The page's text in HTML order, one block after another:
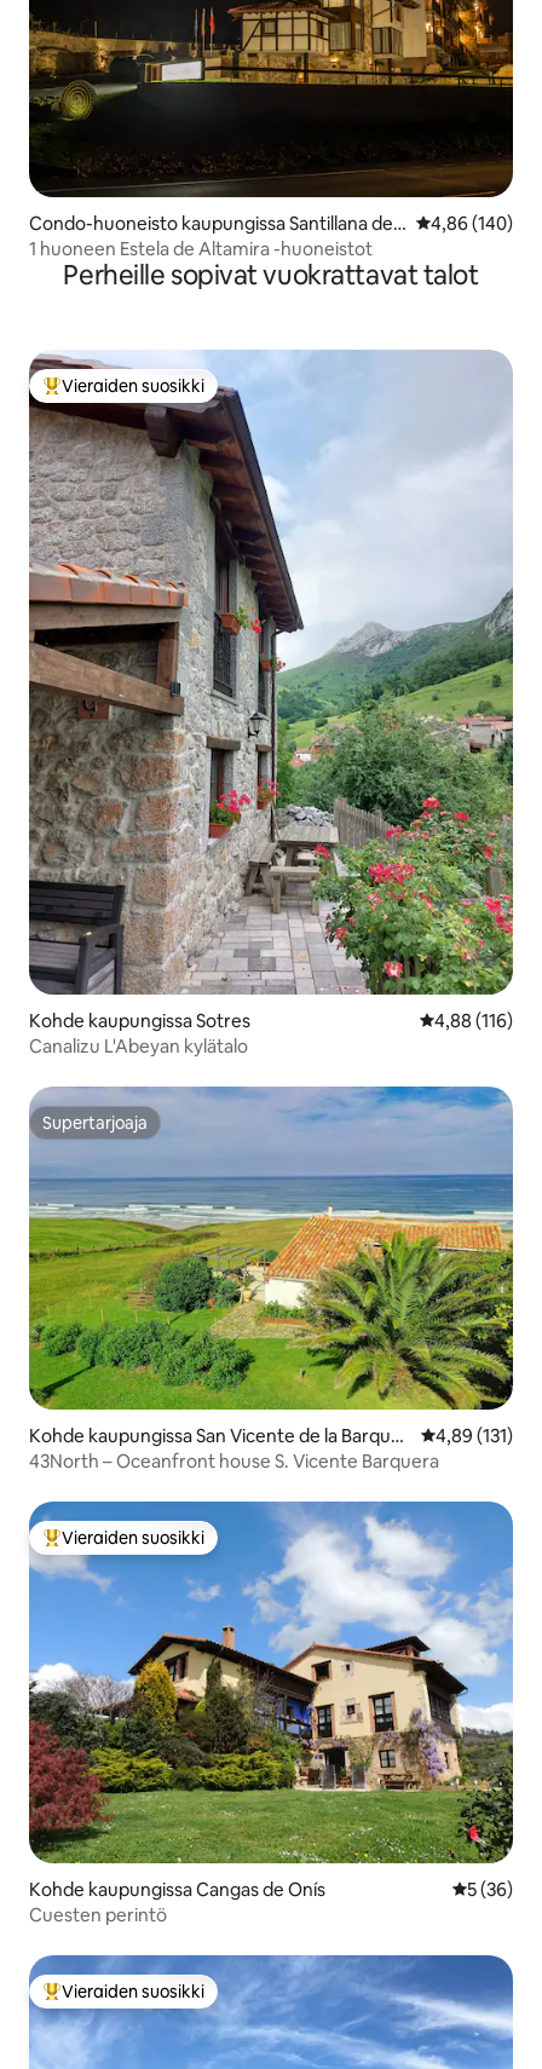
Condo-huoneisto kaupungissa Santillana del
Mar
4,86 (140)
1 huoneen Estela de Altamira -huoneistot
Perheille sopivat vuokrattavat talot
Vieraiden suosikkien parhaimmistoa
Vieraiden suosikki
Kohde kaupungissa Sotres
4,88 (116)
Canalizu L'Abeyan kylätalo
Supertarjoaja
Supertarjoaja
Kohde kaupungissa San Vicente de la Barquer
a
4,89 (131)
43North – Oceanfront house S. Vicente Barquera
Vieraiden suosikkien parhaimmistoa
Vieraiden suosikki
Kohde kaupungissa Cangas de Onís
5 (36)
Cuesten perintö
Vieraiden suosikkien parhaimmistoa
Vieraiden suosikki